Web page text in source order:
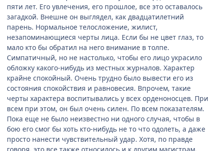
пяти лет. Его увлечения, его прошлое, все это оставалось
загадкой. Внешне он выглядел, как двадцатилетний
парень. Нормальное телосложение, жилист,
незапоминающиеся черты лица. Если бы не цвет глаз, то
мало кто бы обратил на него внимание в толпе.
Симпатичный, но не настолько, чтобы его лицо украсило
обложку какого-нибудь из местных журналов. Характер
крайне спокойный. Очень трудно было вывести его из
состояния спокойствия и равновесия. Впрочем, такие
черты характера воспитывались у всех орденоносцев. При
всем при этом, он был очень силен. По всем показателям.
Пока еще не было неизвестно ни одного случая, чтобы в
бою его смог бы хоть кто-нибудь не то что одолеть, а даже
просто нанести чувствительный удар. Хотя, по правде
говоря, это все также относилось и к другим магистрам.